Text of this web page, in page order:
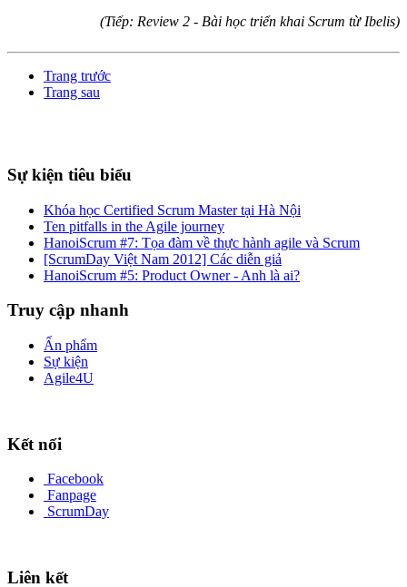
(Tiếp: Review 2 - Bài học triển khai Scrum từ Ibelis)
Trang trước
Trang sau
Sự kiện tiêu biểu
Khóa học Certified Scrum Master tại Hà Nội
Ten pitfalls in the Agile journey
HanoiScrum #7: Tọa đàm về thực hành agile và Scrum
[ScrumDay Việt Nam 2012] Các diễn giả
HanoiScrum #5: Product Owner - Anh là ai?
Truy cập nhanh
Ấn phẩm
Sự kiện
Agile4U
Kết nối
Facebook
Fanpage
ScrumDay
Liên kết